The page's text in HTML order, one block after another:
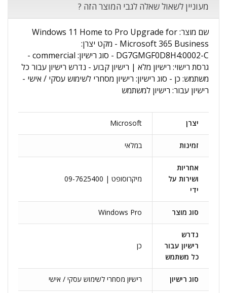
מעוניין לשאול שאלה לגבי המוצר הזה ?
שם מוצר: Windows 11 Home to Pro Upgrade for
Microsoft 365 Business - מקט יצרן:
DG7GMGF0D8H4:0002-C - סוג רישיון: commercial -
גרסת רישוי: רישיון מלא | רישיון קבוע - נדרש רישיון עבור כל
משתמש: כן - סוג רישיון: רישיון מסחרי לשימוש עסקי / אישי -
רישיון עבור: רישיון למשתמש
יצרן Microsoft
זמינות במלאי
אחריות
ושירות על
ידי
מיקרוסופט | 09-7625400
סוג מוצר Windows Pro
נדרש
רישיון עבור
כל משתמש
כן
סוג רישיון רישיון מסחרי לשימוש עסקי / אישי